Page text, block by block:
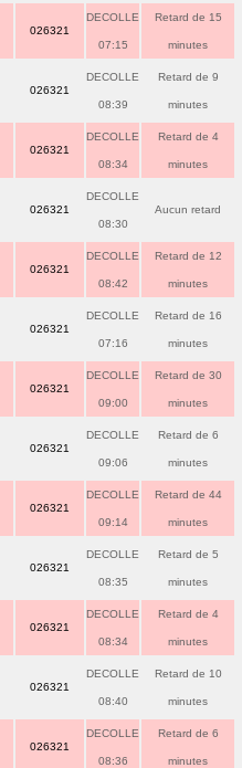
026321
DECOLLE
07:15
Retard de 15
minutes
026321
DECOLLE
08:39
Retard de 9
minutes
026321
DECOLLE
08:34
Retard de 4
minutes
026321
DECOLLE
08:30
Aucun retard
026321
DECOLLE
08:42
Retard de 12
minutes
026321
DECOLLE
07:16
Retard de 16
minutes
026321
DECOLLE
09:00
Retard de 30
minutes
026321
DECOLLE
09:06
Retard de 6
minutes
026321
DECOLLE
09:14
Retard de 44
minutes
026321
DECOLLE
08:35
Retard de 5
minutes
026321
DECOLLE
08:34
Retard de 4
minutes
026321
DECOLLE
08:40
Retard de 10
minutes
026321
DECOLLE
08:36
Retard de 6
minutes